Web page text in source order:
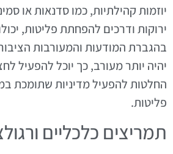
יוזמות קהילתיות, כמו סדנאות או
ירוקות ודרכים להפחתת פליטות,
בהגברת המודעות והמעורבות
יהיה יותר מעורב, כך יוכל להפעיל
החלטות להפעיל מדיניות שתומכת
פליטות.
תמריצים כלכליים